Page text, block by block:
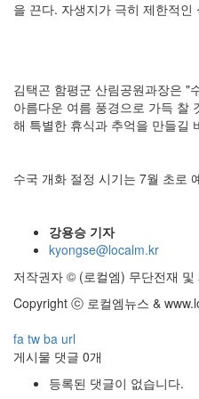
을 끈다. 자생지가 극히 제한적
김택곤 함평군 산림공원과장은 "
아름다운 여름 풍경으로 가득 찰
해 특별한 휴식과 추억을 만들길
수국 개화 절정 시기는 7월 초로
강용승 기자
kyongse@localm.kr
저작권자 © (로컬엠) 무단전재 및
Copyright ⓒ 로컬엠뉴스 &
fa tw ba url
게시물 댓글 0개
등록된 댓글이 없습니다.